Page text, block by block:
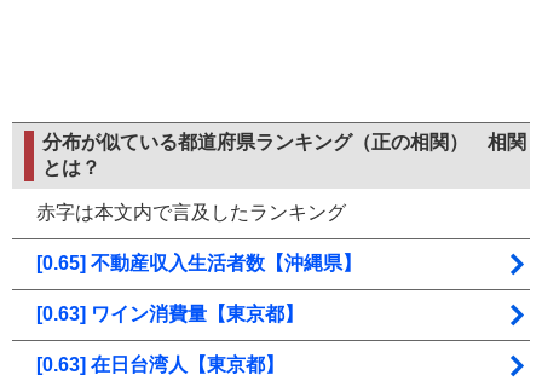
分布が似ている都道府県ランキング（正の相関） 相関
とは？
赤字は本文内で言及したランキング
[0.65] 不動産収入生活者数【沖縄県】
[0.63] ワイン消費量【東京都】
[0.63] 在日台湾人【東京都】